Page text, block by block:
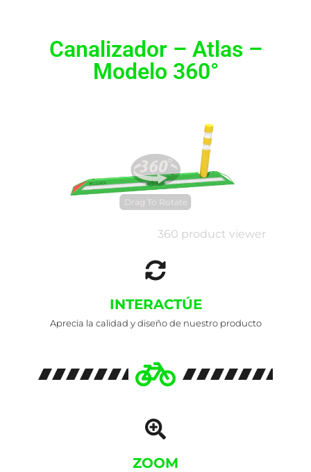
Canalizador – Atlas –
Modelo 360°
360 product viewer
Drag To Rotate
INTERACTÚE
Aprecia la calidad y diseño de nuestro producto
ZOOM